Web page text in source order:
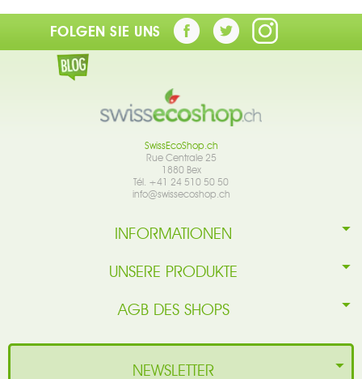
FOLGEN SIE UNS
SwissEcoShop.ch
Rue Centrale 25
1880 Bex
Tél. +41 24 510 50 50
info@swissecoshop.ch
INFORMATIONEN
UNSERE PRODUKTE
AGB DES SHOPS
NEWSLETTER